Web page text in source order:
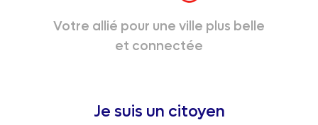
Votre allié pour une ville plus belle
et connectée
Je suis un citoyen